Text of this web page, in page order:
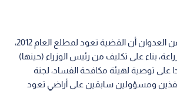
ونقلت صحيفة الغد عن العدوان أن القضية تعود لمطلع العام 2012،
بناء على تكليف من رئيس الوزراء (حينها)
على توصية لهيئة مكافحة الفساد، لجنة
ومسؤولين سابقين على أراضي تعود